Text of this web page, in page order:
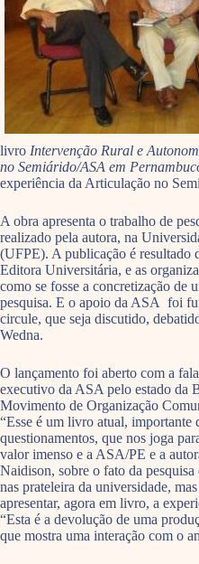
livro Intervenção Rural e
no Semiárido/ASA em
experiência da Articulação no
A obra apresenta o trabalho de
realizado pela autora, na
(UFPE). A publicação é resultado
Editora Universitária, e as
como se fosse a concretização de
pesquisa. E o apoio da ASA foi
circule, que seja discutido,
Wedna.
O lançamento foi aberto com a
executivo da ASA pelo estado da
Movimento de Organização
“Esse é um livro atual,
questionamentos, que nos joga
valor imenso e a ASA/PE e a
Naidison, sobre o fato da
nas prateleira da universidade,
apresentar, agora em livro, a
“Esta é a devolução de uma
que mostra uma interação com o